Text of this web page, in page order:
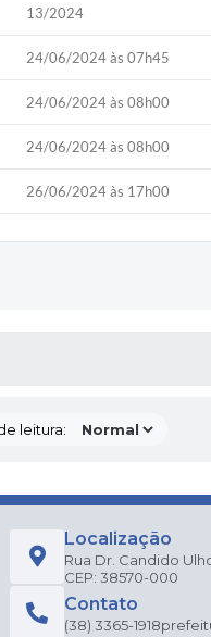
13/2024
24/06/2024 às 07h45
24/06/2024 às 08h00
24/06/2024 às 08h00
26/06/2024 às 17h00
leitura:
Localização
Rua Dr. Candido
CEP: 38570-000
Contato
(38) 3365-1918